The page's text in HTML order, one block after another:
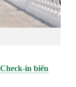
in biển